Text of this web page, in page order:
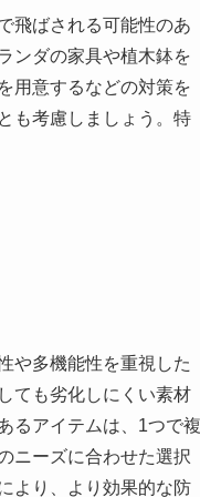
飛ばされる可能性のあ
ンダの家具や植木鉢を
用意するなどの対策を
も考慮しましょう。特
や多機能性を重視した
ても劣化しにくい素材
るアイテムは、1つで複
ニーズに合わせた選択
より、より効果的な防